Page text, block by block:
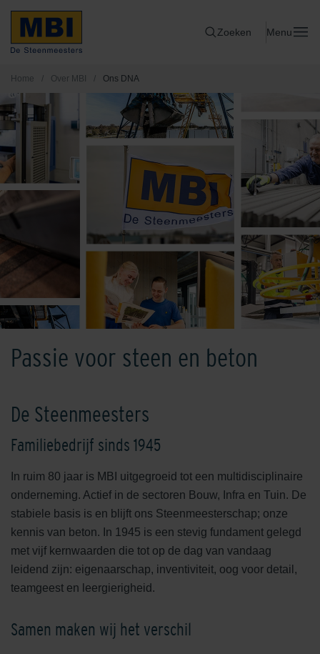
Zoeken Menu
Home / Over MBI / Ons DNA
Passie voor steen en beton
De Steenmeesters
Familiebedrijf sinds 1945
In ruim 80 jaar is MBI uitgegroeid tot een multidisciplinaire
onderneming. Actief in de sectoren Bouw, Infra en Tuin. De
stabiele basis is en blijft ons Steenmeesterschap; onze
kennis van beton. In 1945 is een stevig fundament gelegd
met vijf kernwaarden die tot op de dag van vandaag
leidend zijn: eigenaarschap, inventiviteit, oog voor detail,
teamgeest en leergierigheid.
Samen maken wij het verschil